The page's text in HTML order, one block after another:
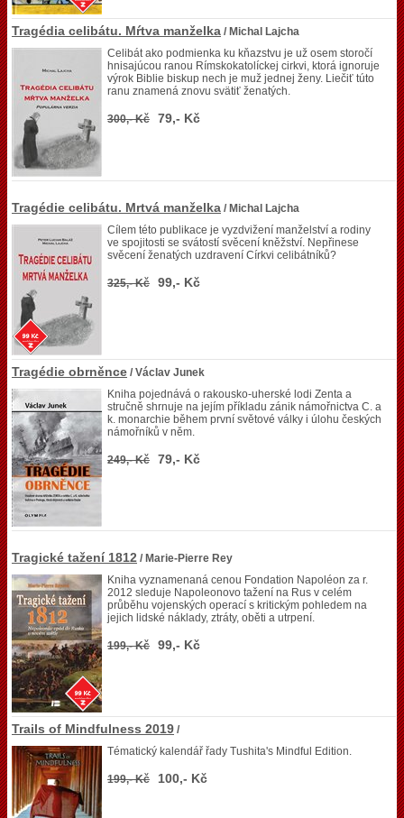
Tragédia celibátu. Mŕtva manželka / Michal Lajcha
Celibát ako podmienka ku kňazstvu je už osem storočí
hnisajúcou ranou Rímskokatolíckej cirkvi, ktorá ignoruje
výrok Biblie biskup nech je muž jednej ženy. Liečiť túto
ranu znamená znovu svätiť ženatých.
300,- Kč 79,- Kč
Tragédie celibátu. Mrtvá manželka / Michal Lajcha
Cílem této publikace je vyzdvižení manželství a rodiny
ve spojitosti se svátostí svěcení kněžství. Nepřinese
svěcení ženatých uzdravení Církvi celibátníků?
325,- Kč 99,- Kč
Tragédie obrněnce / Václav Junek
Kniha pojednává o rakousko-uherské lodi Zenta a
stručně shrnuje na jejím příkladu zánik námořnictva C. a
k. monarchie během první světové války i úlohu českých
námořníků v něm.
249,- Kč 79,- Kč
Tragické tažení 1812 / Marie-Pierre Rey
Kniha vyznamenaná cenou Fondation Napoléon za r.
2012 sleduje Napoleonovo tažení na Rus v celém
průběhu vojenských operací s kritickým pohledem na
jejich lidské náklady, ztráty, oběti a utrpení.
199,- Kč 99,- Kč
Trails of Mindfulness 2019 /
Tématický kalendář řady Tushita's Mindful Edition.
199,- Kč 100,- Kč